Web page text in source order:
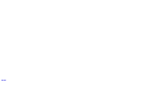
--